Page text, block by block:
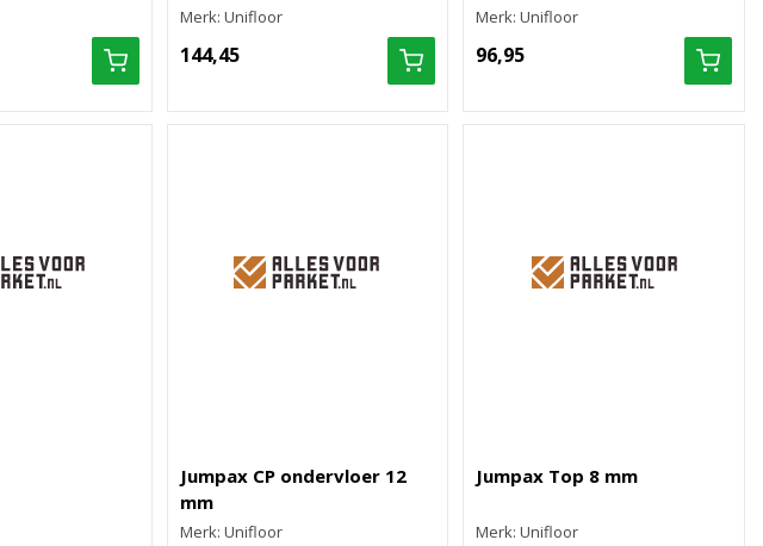
Merk: Unifloor
144,45
Merk: Unifloor
96,95
Jumpax CP ondervloer 12
mm
Merk: Unifloor
Jumpax Top 8 mm
Merk: Unifloor